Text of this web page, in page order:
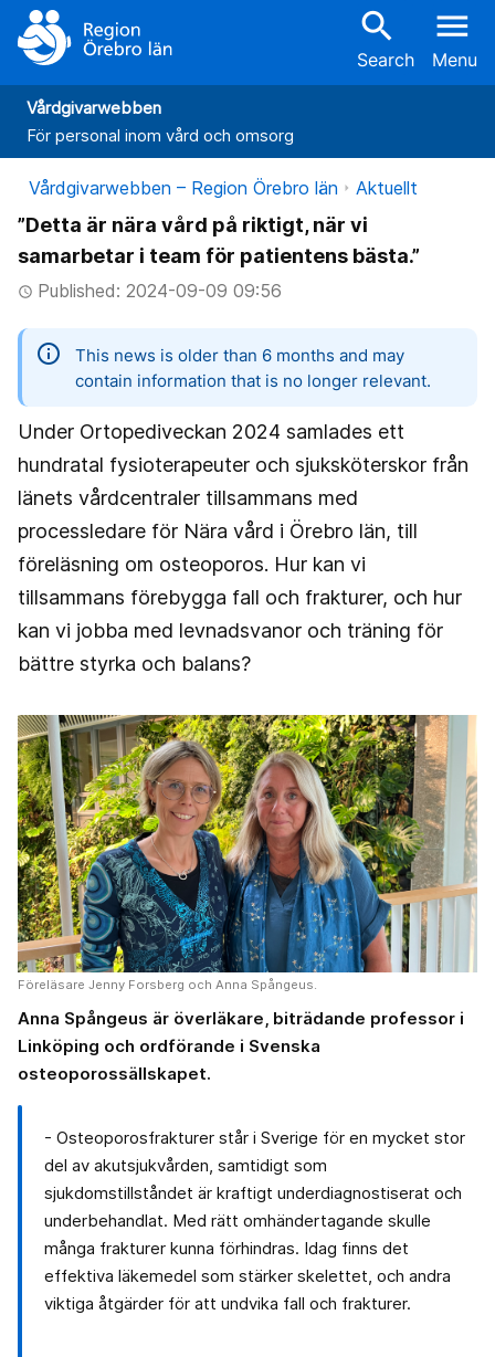
search
Search
menu
Menu
Vårdgivarwebben
För personal inom vård och omsorg
Vårdgivarwebben – Region Örebro län Aktuellt
”Detta är nära vård på riktigt, när vi
samarbetar i team för patientens bästa.”
access_timePublished: 2024-09-09 09:56
information
This news is older than 6 months and may
contain information that is no longer relevant.
Under Ortopediveckan 2024 samlades ett
hundratal fysioterapeuter och sjuksköterskor från
länets vårdcentraler tillsammans med
processledare för Nära vård i Örebro län, till
föreläsning om osteoporos. Hur kan vi
tillsammans förebygga fall och frakturer, och hur
kan vi jobba med levnadsvanor och träning för
bättre styrka och balans?
Föreläsare Jenny Forsberg och Anna Spångeus.
Anna Spångeus är överläkare, biträdande professor i
Linköping och ordförande i Svenska
osteoporossällskapet.
- Osteoporosfrakturer står i Sverige för en mycket stor
del av akutsjukvården, samtidigt som
sjukdomstillståndet är kraftigt underdiagnostiserat och
underbehandlat. Med rätt omhändertagande skulle
många frakturer kunna förhindras. Idag finns det
effektiva läkemedel som stärker skelettet, och andra
viktiga åtgärder för att undvika fall och frakturer.